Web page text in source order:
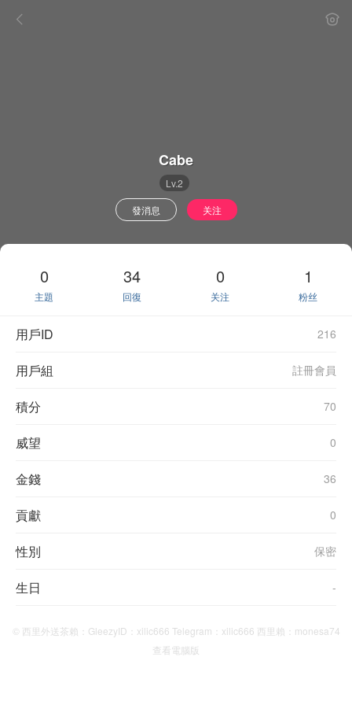
Cabe
Lv.2
發消息
关注
0
主題
34
回復
0
关注
1
粉丝
用戶ID 216
用戶組 註冊會員
積分 70
威望 0
金錢 36
貢獻 0
性別 保密
生日 -
© 西里外送茶賴：GleezyID：xilic666 Telegram：xilic666 西里賴：monesa74
查看電腦版